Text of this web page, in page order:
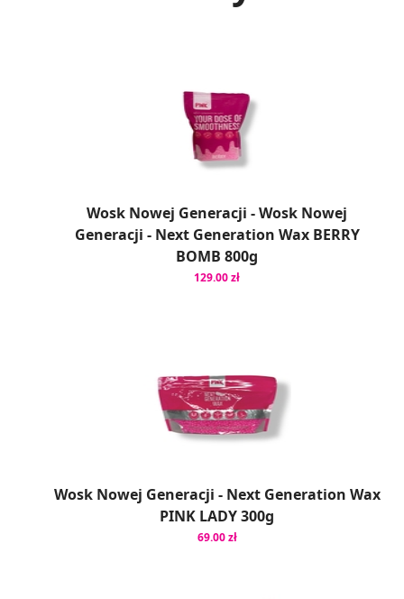
Wosk Nowej Generacji - Wosk Nowej
Generacji - Next Generation Wax BERRY
BOMB 800g
129.00 zł
Wosk Nowej Generacji - Next Generation Wax
PINK LADY 300g
69.00 zł